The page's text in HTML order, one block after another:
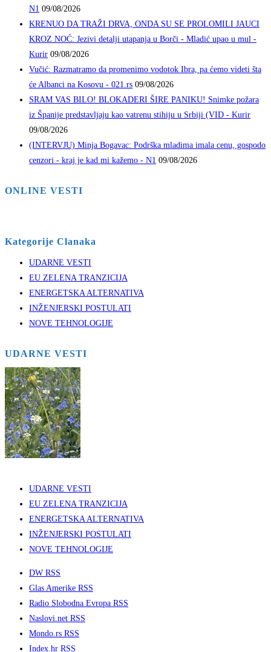
N1 09/08/2026
KRENUO DA TRAŽI DRVA, ONDA SU SE PROLOMILI JAUCI
KROZ NOĆ: Jezivi detalji utapanja u Borči - Mladić upao u mul -
Kurir 09/08/2026
Vučić: Razmatramo da promenimo vodotok Ibra, pa ćemo videti šta
će Albanci na Kosovu - 021.rs 09/08/2026
SRAM VAS BILO! BLOKADERI ŠIRE PANIKU! Snimke požara
iz Španije predstavljaju kao vatrenu stihiju u Srbiji (VID - Kurir
09/08/2026
(INTERVJU) Minja Bogavac: Podrška mladima imala cenu, gospodo
cenzori - kraj je kad mi kažemo - N1 09/08/2026
ONLINE VESTI
Kategorije Clanaka
UDARNE VESTI
EU ZELENA TRANZICIJA
ENERGETSKA ALTERNATIVA
INŽENJERSKI POSTULATI
NOVE TEHNOLOGIJE
UDARNE VESTI
UDARNE VESTI
EU ZELENA TRANZICIJA
ENERGETSKA ALTERNATIVA
INŽENJERSKI POSTULATI
NOVE TEHNOLOGIJE
DW RSS
Glas Amerike RSS
Radio Slobodna Evropa RSS
Naslovi.net RSS
Mondo.rs RSS
Index.hr RSS